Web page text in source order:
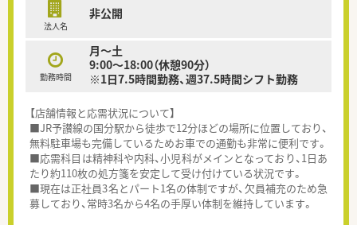
法人名
非公開
勤務時間
月～土
9:00～18:00（休憩90分）
※1日7.5時間勤務、週37.5時間シフト勤務
【店舗情報と応需状況について】
■JR予讃線の国分駅から徒歩で12分ほどの場所に位置しており、
無料駐車場も完備しているためお車での通勤も非常に便利です。
■応需科目は精神科や内科、小児科がメインとなっており、1日あ
たり約110枚の処方箋を安定して受け付けている状況です。
■現在は正社員3名とパート1名の体制ですが、欠員補充のため急
募しており、常時3名から4名の手厚い体制を維持しています。